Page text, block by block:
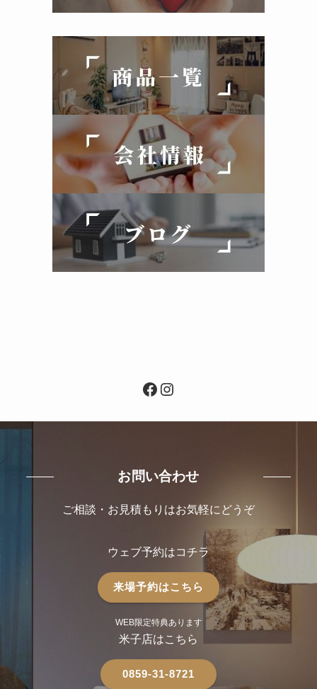
Facebook
Instagram
お問い合わせ
ご相談・お見積もりはお気軽にどうぞ
ウェブ予約はコチラ
来場予約はこちら
WEB限定特典あります
米子店はこちら
0859-31-8721